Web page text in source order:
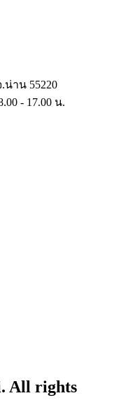
าน 55220
- 17.00 น.
All rights